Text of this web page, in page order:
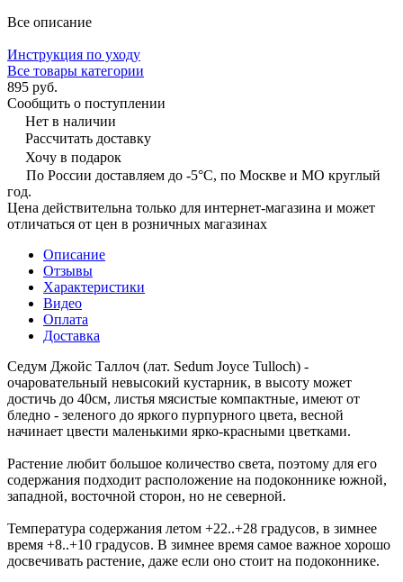
Все описание
Инструкция по уходу
Все товары категории
895 руб.
Сообщить о поступлении
Нет в наличии
Рассчитать доставку
Хочу в подарок
По России доставляем до -5°C, по Москве и МО круглый
год.
Цена действительна только для интернет-магазина и может
отличаться от цен в розничных магазинах
Описание
Отзывы
Характеристики
Видео
Оплата
Доставка
Седум Джойс Таллоч (лат. Sedum Joyce Tulloch) -
очаровательный невысокий кустарник, в высоту может
достичь до 40см, листья мясистые компактные, имеют от
бледно - зеленого до яркого пурпурного цвета, весной
начинает цвести маленькими ярко-красными цветками.
Растение любит большое количество света, поэтому для его
содержания подходит расположение на подоконнике южной,
западной, восточной сторон, но не северной.
Температура содержания летом +22..+28 градусов, в зимнее
время +8..+10 градусов. В зимнее время самое важное хорошо
досвечивать растение, даже если оно стоит на подоконнике.